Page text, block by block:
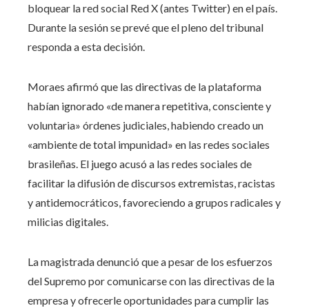
bloquear la red social Red X (antes Twitter) en el país.
Durante la sesión se prevé que el pleno del tribunal
responda a esta decisión.
Moraes afirmó que las directivas de la plataforma
habían ignorado «de manera repetitiva, consciente y
voluntaria» órdenes judiciales, habiendo creado un
«ambiente de total impunidad» en las redes sociales
brasileñas. El juego acusó a las redes sociales de
facilitar la difusión de discursos extremistas, racistas
y antidemocráticos, favoreciendo a grupos radicales y
milicias digitales.
La magistrada denunció que a pesar de los esfuerzos
del Supremo por comunicarse con las directivas de la
empresa y ofrecerle oportunidades para cumplir las